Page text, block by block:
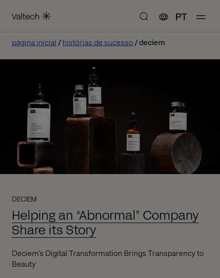
PT
página inicial histórias de sucesso deciem
DECIEM
Helping an “Abnormal” Company
Share its Story
Deciem’s Digital Transformation Brings Transparency to
Beauty